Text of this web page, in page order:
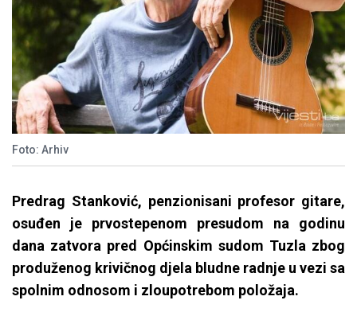
Foto: Arhiv
Predrag Stanković, penzionisani profesor gitare,
osuđen je prvostepenom presudom na godinu
dana zatvora pred Općinskim sudom Tuzla zbog
produženog krivičnog djela bludne radnje u vezi sa
spolnim odnosom i zloupotrebom položaja.